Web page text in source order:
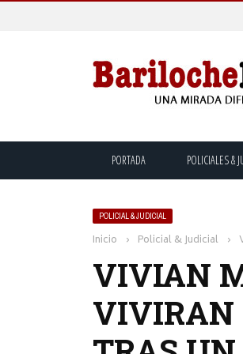
PORTADA POLICIALES &
POLICIAL & JUDICIAL
Inicio › Policial & Judicial ›
VIVIAN
VIVIRAN